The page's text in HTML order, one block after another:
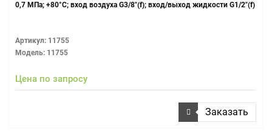
0,7 МПа; +80°С; вход воздуха G3/8"(f); вход/выход жидкости G1/2"(f)
Артикул: 11755
Модель: 11755
Цена по запросу
Заказать